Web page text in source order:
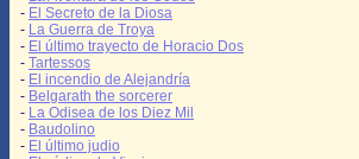
- El Secreto de la Diosa
- La Guerra de Troya
- El último trayecto de Horacio Dos
- Tartessos
- El incendio de Alejandría
- Belgarath the sorcerer
- La Odisea de los Diez Mil
- Baudolino
- El último judio